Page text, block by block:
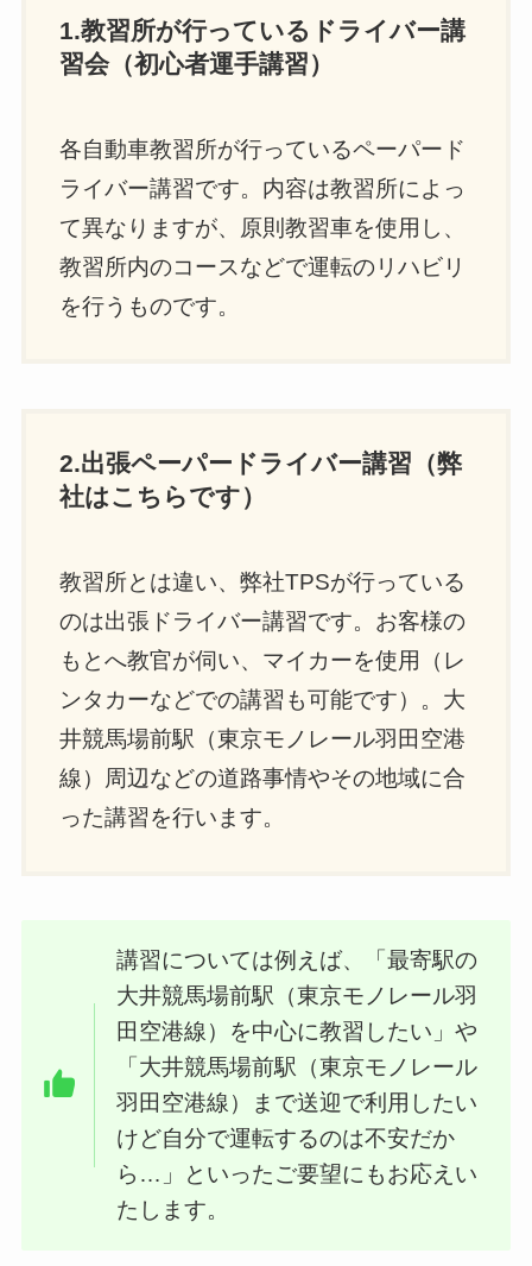
1.教習所が行っているドライバー講
習会（初心者運手講習）
各自動車教習所が行っているペーパード
ライバー講習です。内容は教習所によっ
て異なりますが、原則教習車を使用し、
教習所内のコースなどで運転のリハビリ
を行うものです。
2.出張ペーパードライバー講習（弊
社はこちらです）
教習所とは違い、弊社TPSが行っている
のは出張ドライバー講習です。お客様の
もとへ教官が伺い、マイカーを使用（レ
ンタカーなどでの講習も可能です）。大
井競馬場前駅（東京モノレール羽田空港
線）周辺などの道路事情やその地域に合
った講習を行います。
講習については例えば、「最寄駅の
大井競馬場前駅（東京モノレール羽
田空港線）を中心に教習したい」や
「大井競馬場前駅（東京モノレール
羽田空港線）まで送迎で利用したい
けど自分で運転するのは不安だか
ら…」といったご要望にもお応えい
たします。